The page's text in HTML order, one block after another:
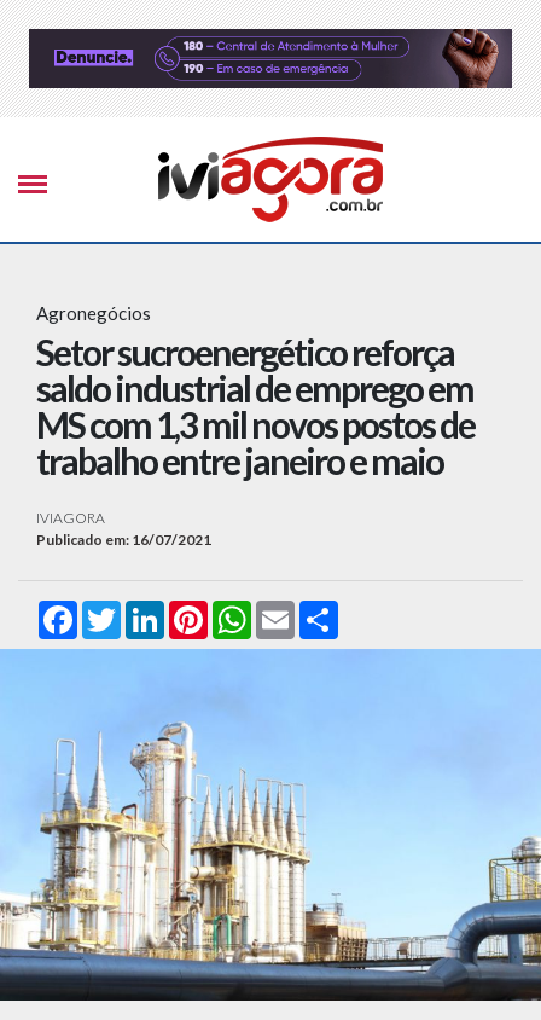
Agronegócios
Setor sucroenergético reforça
saldo industrial de emprego em
MS com 1,3 mil novos postos de
trabalho entre janeiro e maio
IVIAGORA
Publicado em: 16/07/2021
FacebookTwitterLinkedInPinterestWhatsApp
Email